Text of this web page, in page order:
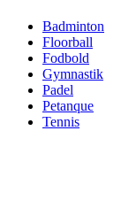
Badminton
Floorball
Fodbold
Gymnastik
Padel
Petanque
Tennis